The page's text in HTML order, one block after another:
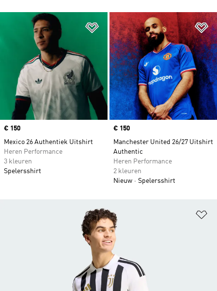
Op verlanglijst zetten
Price
€ 150
Mexico 26 Authentiek Uitshirt
Heren Performance
3 kleuren
Spelersshirt
Price
€ 150
Manchester United 26/27 Uitshirt
Authentic
Heren Performance
2 kleuren
Nieuw
Spelersshirt